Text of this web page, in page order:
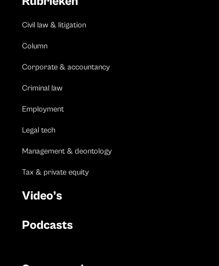
Civil law & litigation
Column
Corporate & accountancy
Criminal law
Employment
Legal tech
Management & deontology
Tax & private equity
Video’s
Podcasts